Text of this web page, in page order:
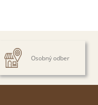
Osobný odber